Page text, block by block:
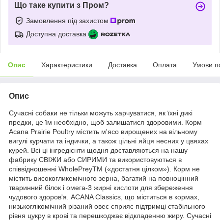
Що таке купити з Пром?
Замовлення під захистом
Доступна доставка
Опис Характеристики Доставка Оплата Умови
Опис
Сучасні собаки не тільки можуть харчуватися, як їхні дикі
предки, це їм необхідно, щоб залишатися здоровими. Корм
Acana Prairie Poultry містить м'ясо вирощених на вільному
вигулі курчати та індички, а також цільні яйця несних у цвяхах
курей. Всі ці інгредієнти щодня доставляються на нашу
фабрику СВІЖИ або СИРИМИ та використовуються в
співвідношенні WholePreyTM («достатня цілком»). Корм не
містить високогликемічного зерна, багатий на повноцінний
тваринний білок і омега-3 жирні кислоти для збереження
чудового здоров'я. ACANA Classics, що міститься в кормах,
низькоглікомічний різаний овес сприяє підтримці стабільного
рівня цукру в крові та перешкоджає відкладенню жиру. Сучасні